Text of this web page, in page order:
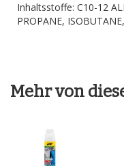
Inhaltsstoffe: C10-12
PROPANE,
Mehr von